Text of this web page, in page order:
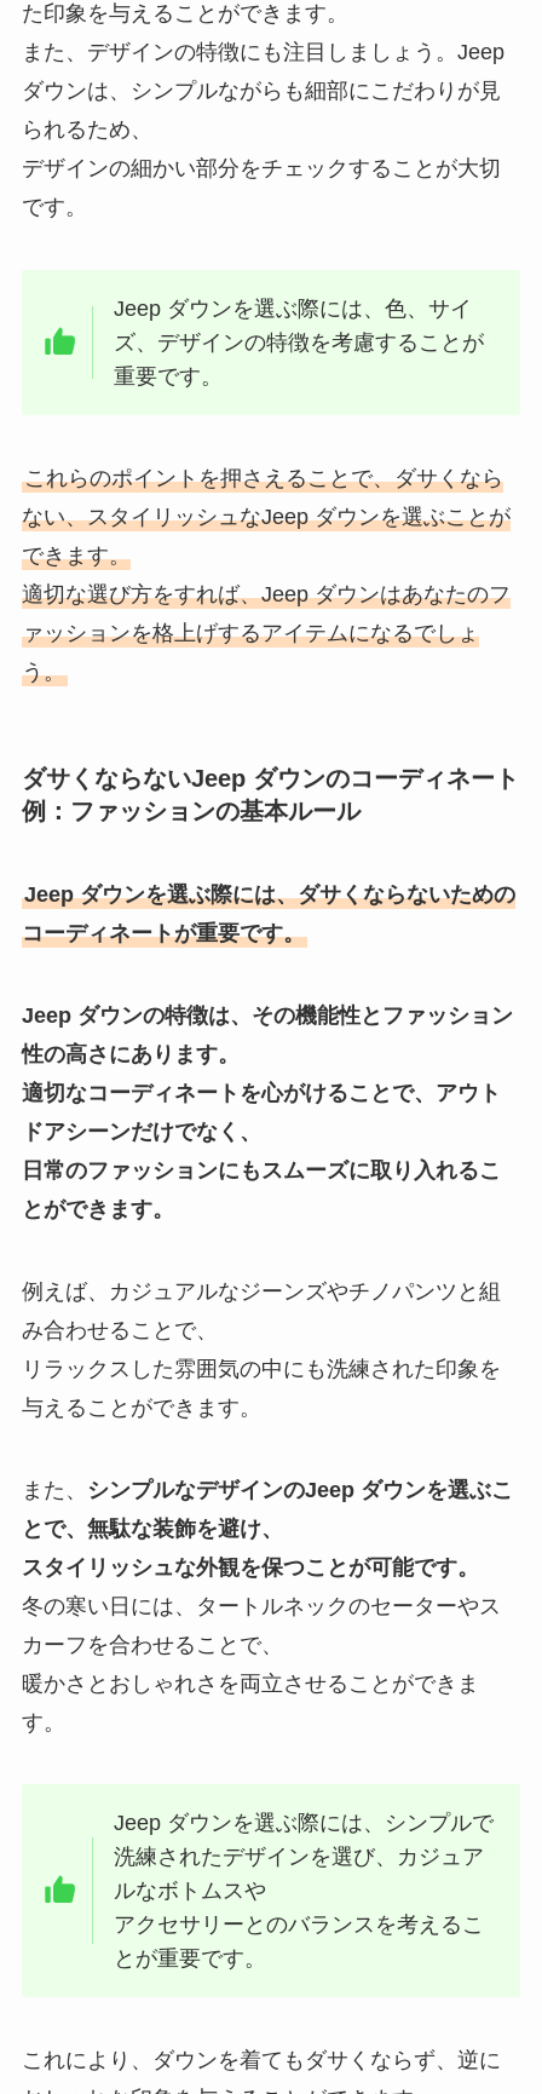
た印象を与えることができます。
また、デザインの特徴にも注目しましょう。Jeep
ダウンは、シンプルながらも細部にこだわりが見
られるため、
デザインの細かい部分をチェックすることが大切
です。
Jeep ダウンを選ぶ際には、色、サイ
ズ、デザインの特徴を考慮することが
重要です。
これらのポイントを押さえることで、ダサくなら
ない、スタイリッシュなJeep ダウンを選ぶことが
できます。
適切な選び方をすれば、Jeep ダウンはあなたのフ
ァッションを格上げするアイテムになるでしょ
う。
ダサくならないJeep ダウンのコーディネート
例：ファッションの基本ルール
Jeep ダウンを選ぶ際には、ダサくならないための
コーディネートが重要です。
Jeep ダウンの特徴は、その機能性とファッション
性の高さにあります。
適切なコーディネートを心がけることで、アウト
ドアシーンだけでなく、
日常のファッションにもスムーズに取り入れるこ
とができます。
例えば、カジュアルなジーンズやチノパンツと組
み合わせることで、
リラックスした雰囲気の中にも洗練された印象を
与えることができます。
また、
シンプルなデザインのJeep ダウンを選ぶこ
とで、無駄な装飾を避け、
スタイリッシュな外観を保つことが可能です。
冬の寒い日には、タートルネックのセーターやス
カーフを合わせることで、
暖かさとおしゃれさを両立させることができま
す。
Jeep ダウンを選ぶ際には、シンプルで
洗練されたデザインを選び、カジュア
ルなボトムスや
アクセサリーとのバランスを考えるこ
とが重要です。
これにより、ダウンを着てもダサくならず、逆に